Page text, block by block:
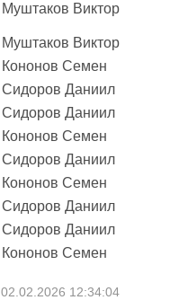
Муштаков Виктор
Муштаков Виктор
Кононов Семен
Сидоров Даниил
Сидоров Даниил
Кононов Семен
Сидоров Даниил
Кононов Семен
Сидоров Даниил
Сидоров Даниил
Кононов Семен
02.02.2026 12:34:04